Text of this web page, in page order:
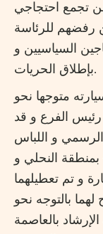
تجمع احتجاجي
رفضهم للرئاسة
السياسيين و
بإطلاق الحريات.
متوجها نحو
الفرع و قد
الرسمي و اللباس
بمنطقة النحلي و
و تم تعطيلهما
بالتوجه نحو
بالعاصمة